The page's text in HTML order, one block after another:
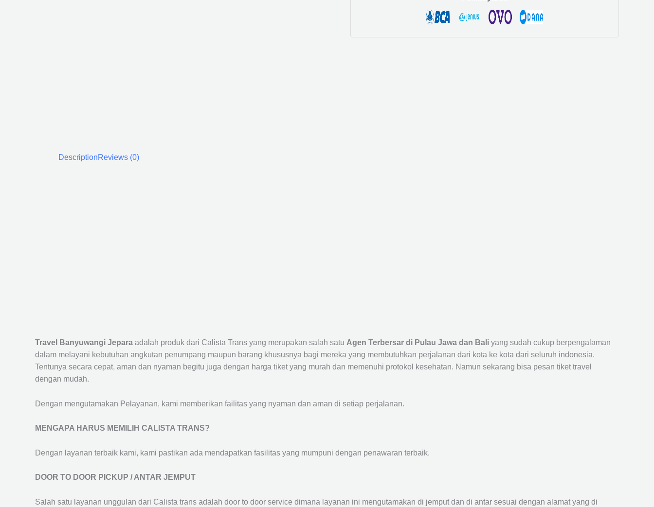
DescriptionReviews (0)
Travel Banyuwangi Jepara adalah produk dari Calista Trans yang merupakan salah satu Agen Terbersar di Pulau Jawa dan Bali yang sudah cukup berpengalaman
dalam melayani kebutuhan angkutan penumpang maupun barang khususnya bagi mereka yang membutuhkan perjalanan dari kota ke kota dari seluruh indonesia.
Tentunya secara cepat, aman dan nyaman begitu juga dengan harga tiket yang murah dan memenuhi protokol kesehatan. Namun sekarang bisa pesan tiket travel
dengan mudah.
Dengan mengutamakan Pelayanan, kami memberikan failitas yang nyaman dan aman di setiap perjalanan.
MENGAPA HARUS MEMILIH CALISTA TRANS?
Dengan layanan terbaik kami, kami pastikan ada mendapatkan fasilitas yang mumpuni dengan penawaran terbaik.
DOOR TO DOOR PICKUP / ANTAR JEMPUT
Salah satu layanan unggulan dari Calista trans adalah door to door service dimana layanan ini mengutamakan di jemput dan di antar sesuai dengan alamat yang di